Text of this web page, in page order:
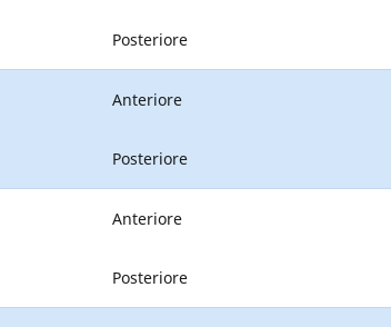
Posteriore
Anteriore
Posteriore
Anteriore
Posteriore